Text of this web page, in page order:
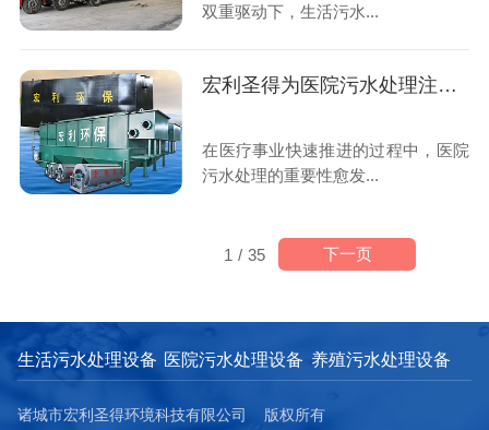
双重驱动下，生活污水...
宏利圣得为医院污水处理注入新活力
在医疗事业快速推进的过程中，医院
污水处理的重要性愈发...
1 / 35 下一页
生活污水处理设备 医院污水处理设备 养殖污水处理设备
诸城市宏利圣得环境科技有限公司 版权所有